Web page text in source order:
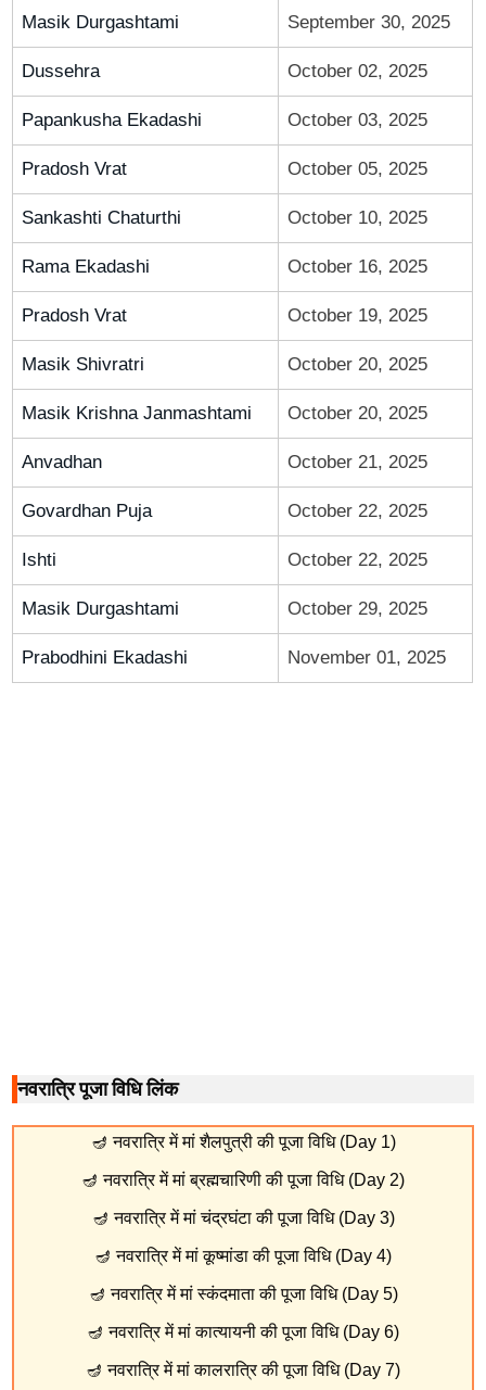
Masik Durgashtami September 30, 2025
Dussehra October 02, 2025
Papankusha Ekadashi October 03, 2025
Pradosh Vrat October 05, 2025
Sankashti Chaturthi October 10, 2025
Rama Ekadashi October 16, 2025
Pradosh Vrat October 19, 2025
Masik Shivratri October 20, 2025
Masik Krishna Janmashtami October 20, 2025
Anvadhan October 21, 2025
Govardhan Puja October 22, 2025
Ishti October 22, 2025
Masik Durgashtami October 29, 2025
Prabodhini Ekadashi November 01, 2025
नवरात्रि पूजा विधि लिंक
🪔 नवरात्रि में मां शैलपुत्री की पूजा विधि (Day 1)
🪔 नवरात्रि में मां ब्रह्मचारिणी की पूजा विधि (Day 2)
🪔 नवरात्रि में मां चंद्रघंटा की पूजा विधि (Day 3)
🪔 नवरात्रि में मां कूष्मांडा की पूजा विधि (Day 4)
🪔 नवरात्रि में मां स्कंदमाता की पूजा विधि (Day 5)
🪔 नवरात्रि में मां कात्यायनी की पूजा विधि (Day 6)
🪔 नवरात्रि में मां कालरात्रि की पूजा विधि (Day 7)